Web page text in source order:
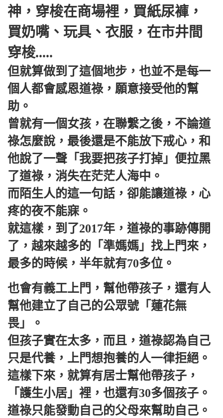
神，穿梭在商場裡，買紙尿褲，
買奶嘴、玩具、衣服，在市井間
穿梭.....
但就算做到了這個地步，也並不是每一
個人都會感恩道祿，願意接受他的幫
助。
曾就有一個女孩，在聯繫之後，不論道
祿怎麼說，最後還是不能放下戒心，和
他說了一聲「我要把孩子打掉」便拉黑
了道祿，消失在茫茫人海中。
而陌生人的這一句話，卻能讓道祿，心
疼的夜不能寐。
就這樣，到了2017年，道祿的事跡傳開
了，越來越多的「準媽媽」找上門來，
最多的時候，半年就有70多位。
也會有義工上門，幫他帶孩子，還有人
幫他建立了自己的公眾號「蓮花無
畏」。
但孩子實在太多，而且，道祿認為自己
只是代養，上門想抱養的人一律拒絕。
這樣下來，就算有居士幫他帶孩子，
「護生小居」裡，也還有30多個孩子。
道祿只能發動自己的父母來幫助自己。